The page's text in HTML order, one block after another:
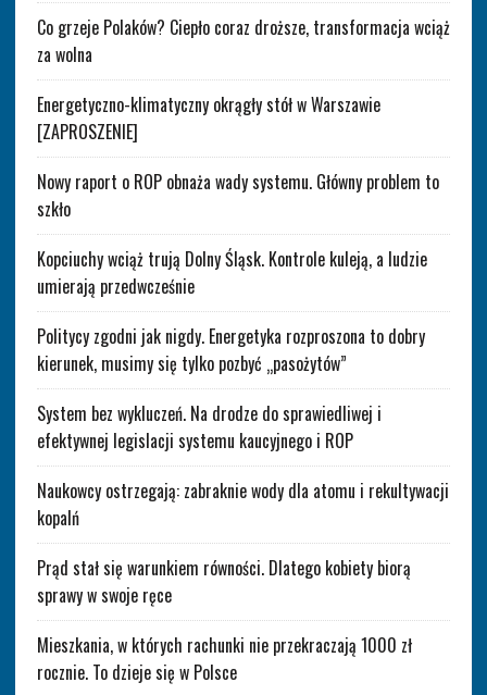
Co grzeje Polaków? Ciepło coraz droższe, transformacja wciąż
za wolna
Energetyczno-klimatyczny okrągły stół w Warszawie
[ZAPROSZENIE]
Nowy raport o ROP obnaża wady systemu. Główny problem to
szkło
Kopciuchy wciąż trują Dolny Śląsk. Kontrole kuleją, a ludzie
umierają przedwcześnie
Politycy zgodni jak nigdy. Energetyka rozproszona to dobry
kierunek, musimy się tylko pozbyć „pasożytów”
System bez wykluczeń. Na drodze do sprawiedliwej i
efektywnej legislacji systemu kaucyjnego i ROP
Naukowcy ostrzegają: zabraknie wody dla atomu i rekultywacji
kopalń
Prąd stał się warunkiem równości. Dlatego kobiety biorą
sprawy w swoje ręce
Mieszkania, w których rachunki nie przekraczają 1000 zł
rocznie. To dzieje się w Polsce